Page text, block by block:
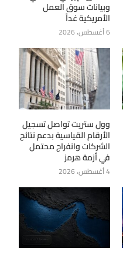
وبيانات سوق العمل
الأمريكية غداً
6 أغسطس، 2026
وول ستريت تواصل تسجيل
الأرقام القياسية بدعم نتائج
الشركات وانفراج محتمل
في أزمة هرمز
4 أغسطس، 2026